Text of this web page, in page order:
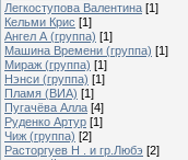
Легкоступова Валентина [1]
Кельми Крис [1]
Ангел А (группа) [1]
Машина Времени (группа) [1]
Мираж (группа) [1]
Нэнси (группа) [1]
Пламя (ВИА) [1]
Пугачёва Алла [4]
Руденко Артур [1]
Чиж (группа) [2]
Расторгуев Н . и гр.Любэ [2]